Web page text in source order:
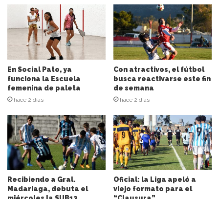
En Social Pato, ya
funciona la Escuela
femenina de paleta
hace 2 días
Con atractivos, el fútbol
busca reactivarse este fin
de semana
hace 2 días
Recibiendo a Gral.
Madariaga, debuta el
Oficial: la Liga apeló a
viejo formato para el